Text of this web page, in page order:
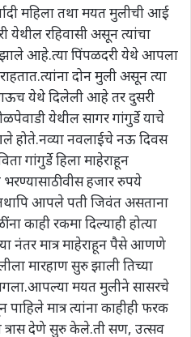
महिला तथा मयत मुलीची आई
येथील रहिवासी असून त्यांचा
झाले आहे.त्या पिंपळदरी येथे आपला
दोन मुली असून त्या
येथे दिलेली आहे तर दुसरी
येथील सागर गांगुर्डे याचे
होते.नव्या नवलाईचे नऊ दिवस
गांगुर्डे हिला माहेराहून
भरण्यासाठी वीस हजार रुपये
आपले पती जिवंत असताना
काही रकमा दिल्याही होत्या
नंतर मात्र माहेराहून पैसे आणणे
मारहाण सुरु झाली तिच्या
मयत मुलीने सासरचे
मात्र त्यांना काहीही फरक
त्रास देणे सुरु केले.ती सण, उत्सव